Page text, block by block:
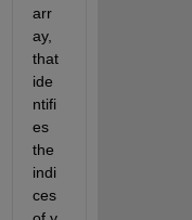
arr
ay,
that
ide
ntifi
es
the
indi
ces